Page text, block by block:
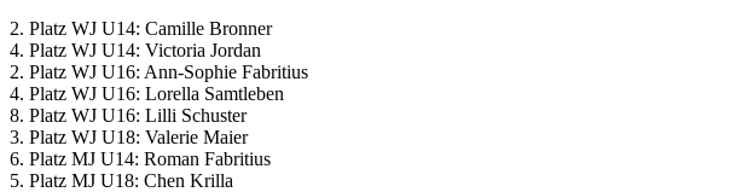
2. Platz WJ U14: Camille Bronner
4. Platz WJ U14: Victoria Jordan
2. Platz WJ U16: Ann-Sophie Fabritius
4. Platz WJ U16: Lorella Samtleben
8. Platz WJ U16: Lilli Schuster
3. Platz WJ U18: Valerie Maier
6. Platz MJ U14: Roman Fabritius
5. Platz MJ U18: Chen Krilla